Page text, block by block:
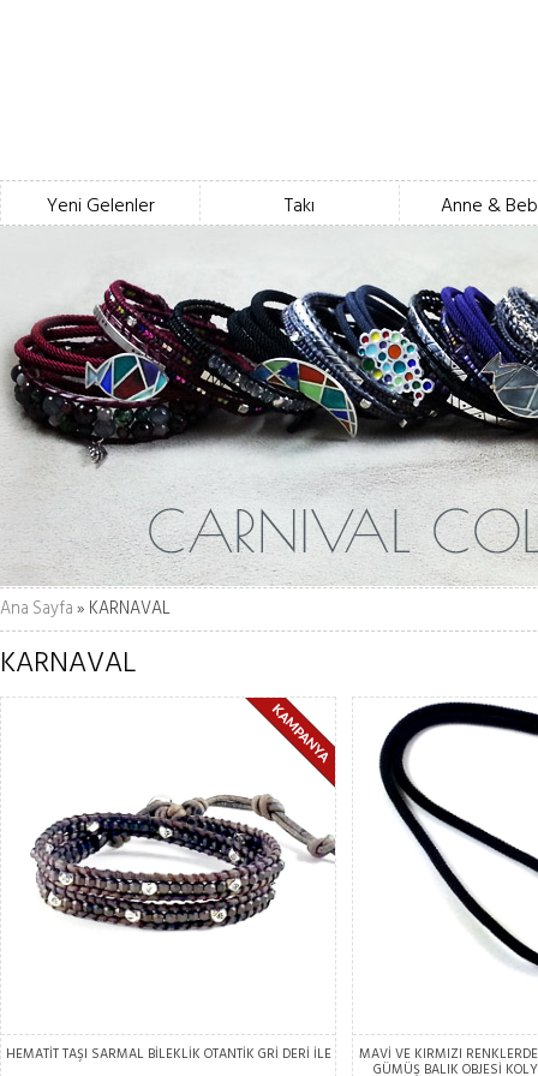
Yeni Gelenler Takı Anne &
Ana Sayfa» KARNAVAL
KARNAVAL
HEMATİT TAŞI SARMAL BİLEKLİK OTANTİK GRİ DERİ İLE MAVİ VE KIRMIZI
GÜMÜŞ BALIK OBJESİ